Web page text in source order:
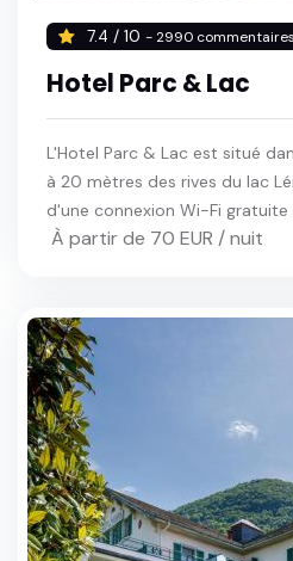
7.4 / 10 - 2990 commentaires
Hotel Parc & Lac
L'Hotel Parc & Lac est situé
à 20 mètres des rives du lac
d'une connexion Wi-Fi gratuite
À partir de 70 EUR / nuit